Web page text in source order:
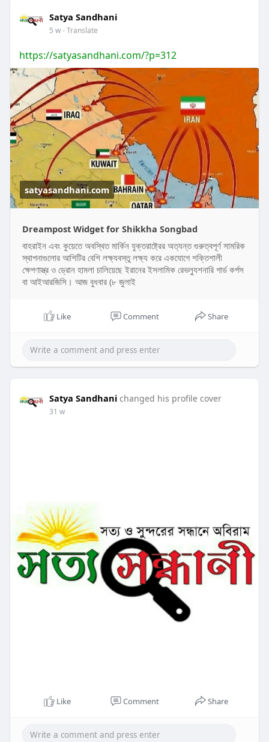
Satya Sandhani
5 w- Translate
https://satyasandhani.com/?p=312
satyasandhani.com
Dreampost Widget for Shikkha Songbad
বাহরাইন এবং কুয়েতে অবস্থিত মার্কিন যুক্তরাষ্ট্রের অত্যন্ত গুরুত্বপূর্ণ সামরিক
স্থাপনাগুলোর আশিটির বেশি লক্ষ্যবস্তু লক্ষ্য করে একযোগে শক্তিশালী
ক্ষেপণাস্ত্র ও ড্রোন হামলা চালিয়েছে ইরানের ইসলামিক রেভল্যুশনারি গার্ড কর্পস
বা আইআরজিসি। আজ বুধবার (৮ জুলাই
Like Comment Share
Satya Sandhani changed his profile cover
31 w
Like Comment Share